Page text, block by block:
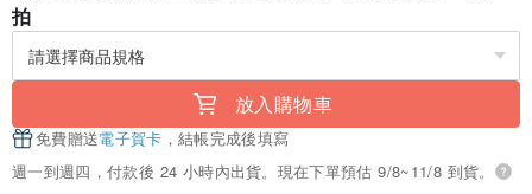
拍
放入購物車
免費贈送電子賀卡 ，結帳完成後填寫
週一到週四，付款後 24 小時內出貨。現在下單預估 9/8~11/8 到貨。